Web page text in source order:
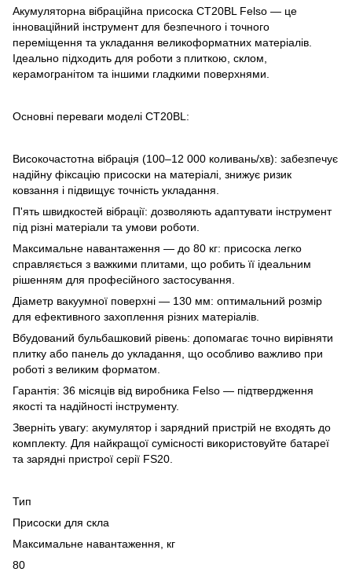
Акумуляторна вібраційна присоска CT20BL Felso — це
інноваційний інструмент для безпечного і точного
переміщення та укладання великоформатних матеріалів.
Ідеально підходить для роботи з плиткою, склом,
керамогранітом та іншими гладкими поверхнями.
Основні переваги моделі CT20BL:
Високочастотна вібрація (100–12 000 коливань/хв): забезпечує
надійну фіксацію присоски на матеріалі, знижує ризик
ковзання і підвищує точність укладання.
П'ять швидкостей вібрації: дозволяють адаптувати інструмент
під різні матеріали та умови роботи.
Максимальне навантаження — до 80 кг: присоска легко
справляється з важкими плитами, що робить її ідеальним
рішенням для професійного застосування.
Діаметр вакуумної поверхні — 130 мм: оптимальний розмір
для ефективного захоплення різних матеріалів.
Вбудований бульбашковий рівень: допомагає точно вирівняти
плитку або панель до укладання, що особливо важливо при
роботі з великим форматом.
Гарантія: 36 місяців від виробника Felso — підтвердження
якості та надійності інструменту.
Зверніть увагу: акумулятор і зарядний пристрій не входять до
комплекту. Для найкращої сумісності використовуйте батареї
та зарядні пристрої серії FS20.
Тип
Присоски для скла
Максимальне навантаження, кг
80